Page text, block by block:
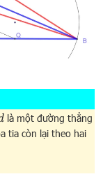
là một đường thẳng
tia còn lại theo hai